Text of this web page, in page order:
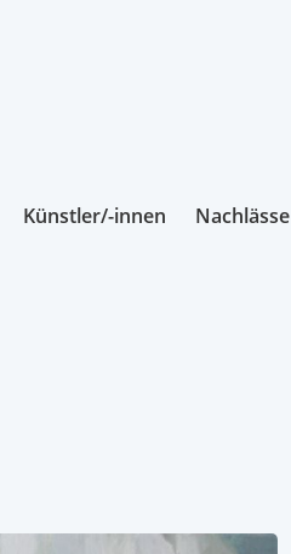
Künstler/-innen Nachlässe